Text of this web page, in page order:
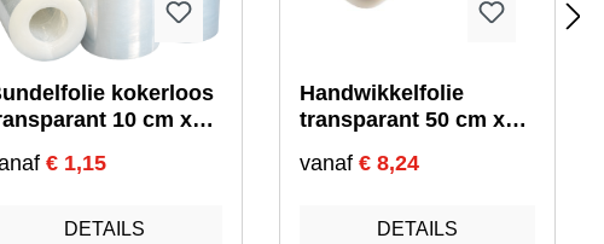
kokerloos
10 cm x
€ 1,15
DETAILS
Handwikkelfolie
transparant 50 cm x
vanaf€ 8,24
DETAILS